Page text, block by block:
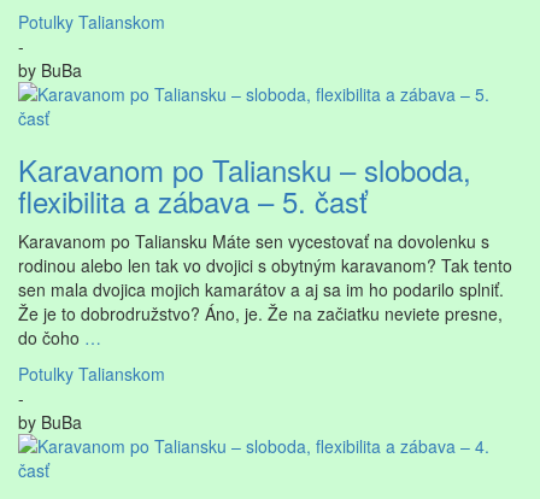
Potulky Talianskom
-
by BuBa
Karavanom po Taliansku – sloboda,
flexibilita a zábava – 5. časť
Karavanom po Taliansku Máte sen vycestovať na dovolenku s
rodinou alebo len tak vo dvojici s obytným karavanom? Tak tento
sen mala dvojica mojich kamarátov a aj sa im ho podarilo splniť.
Že je to dobrodružstvo? Áno, je. Že na začiatku neviete presne,
do čoho …
Potulky Talianskom
-
by BuBa